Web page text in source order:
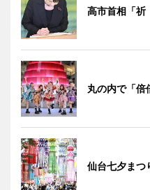
高市首相「
丸の内で「倍
仙台七夕まつ